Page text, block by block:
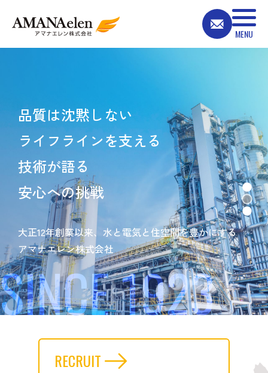
品質は沈黙しない
ライフラインを支える
技術が語る
安心への挑戦
大正12年創業以来、水と電気と住空間を豊かにする
アマナエレン株式会社
SINCE 1923
RECRUIT